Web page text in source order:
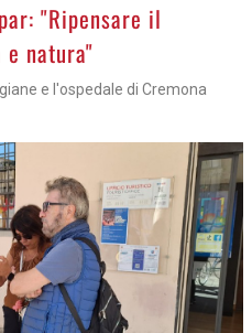
"Ripensare il
natura"
e l'ospedale di Cremona